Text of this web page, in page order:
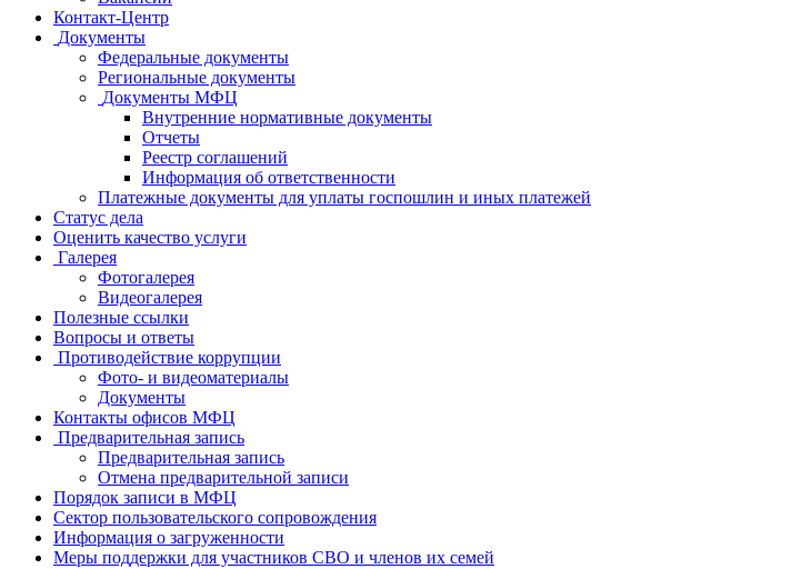
Контакт-Центр
Документы
Федеральные документы
Региональные документы
Документы МФЦ
Внутренние нормативные документы
Отчеты
Реестр соглашений
Информация об ответственности
Платежные документы для уплаты госпошлин и иных платежей
Статус дела
Оценить качество услуги
Галерея
Фотогалерея
Видеогалерея
Полезные ссылки
Вопросы и ответы
Противодействие коррупции
Фото- и видеоматериалы
Документы
Контакты офисов МФЦ
Предварительная запись
Предварительная запись
Отмена предварительной записи
Порядок записи в МФЦ
Сектор пользовательского сопровождения
Информация о загруженности
Меры поддержки для участников СВО и членов их семей